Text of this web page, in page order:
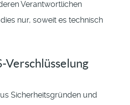
Verantwortlichen
nur, soweit es technisch
Verschlüsselung
Sicherheitsgründen und